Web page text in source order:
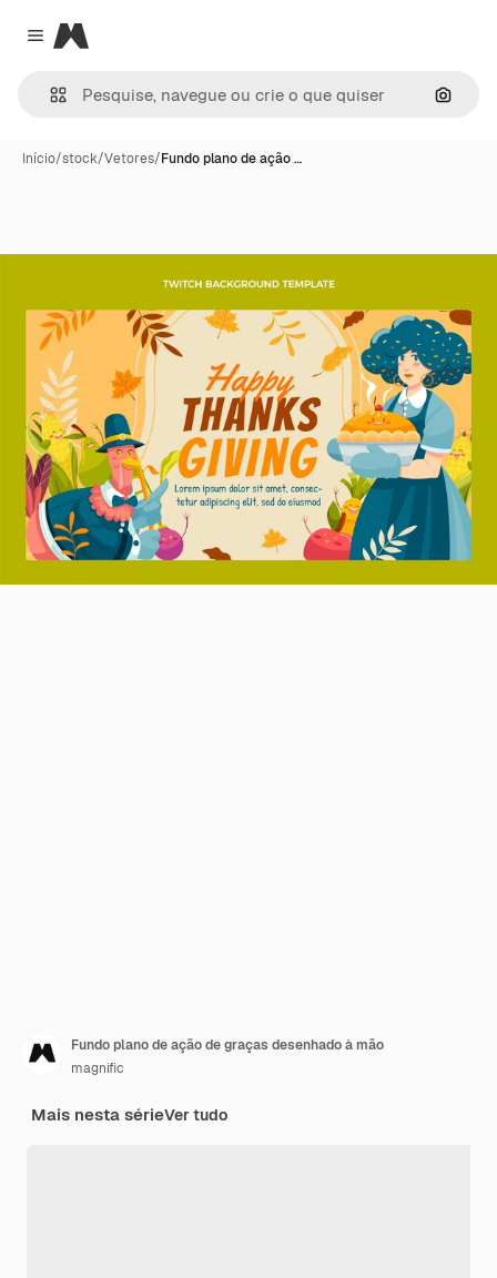
Close menu
Magnific
Início/stock/Vetores/Fundo plano de ação …
Fundo plano de ação de graças desenhado à mão
magnific
Mais nesta sérieVer tudo